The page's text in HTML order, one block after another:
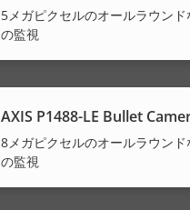
5メガピクセルのオールラウンド
の監視
AXIS P1488-LE Bullet
8メガピクセルのオールラウンド
の監視